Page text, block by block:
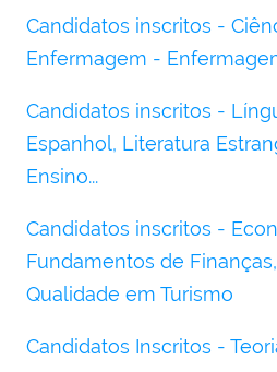
Candidatos inscritos -
Enfermagem -
Candidatos inscritos -
Espanhol, Literatura
Ensino...
Candidatos inscritos -
Fundamentos de
Qualidade em Turismo
Candidatos Inscritos -